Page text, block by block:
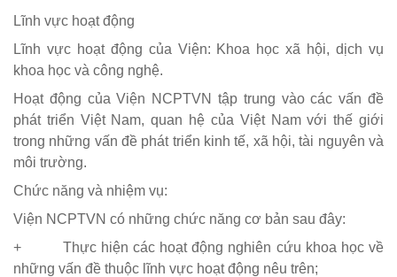
Lĩnh vực hoạt động
Lĩnh vực hoạt động của Viện: Khoa học xã hội, dịch vụ
khoa học và công nghệ.
Hoạt động của Viện NCPTVN tập trung vào các vấn đề
phát triển Việt Nam, quan hệ của Việt Nam với thế giới
trong những vấn đề phát triển kinh tế, xã hội, tài nguyên và
môi trường.
Chức năng và nhiệm vụ:
Viện NCPTVN có những chức năng cơ bản sau đây:
+ Thực hiện các hoạt động nghiên cứu khoa học về
những vấn đề thuộc lĩnh vực hoạt động nêu trên;